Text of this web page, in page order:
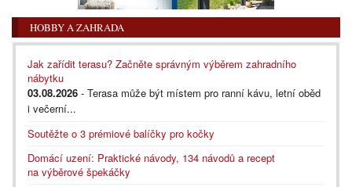
HOBBY A ZAHRADA
Jak zařídit terasu? Začněte správným výběrem zahradního
nábytku
03.08.2026 - Terasa může být místem pro ranní kávu, letní oběd
i večerní...
Soutěžte o 3 prémiové balíčky pro kočky
Domácí uzení: Praktické návody, 134 návodů a recept
na výběrové špekáčky